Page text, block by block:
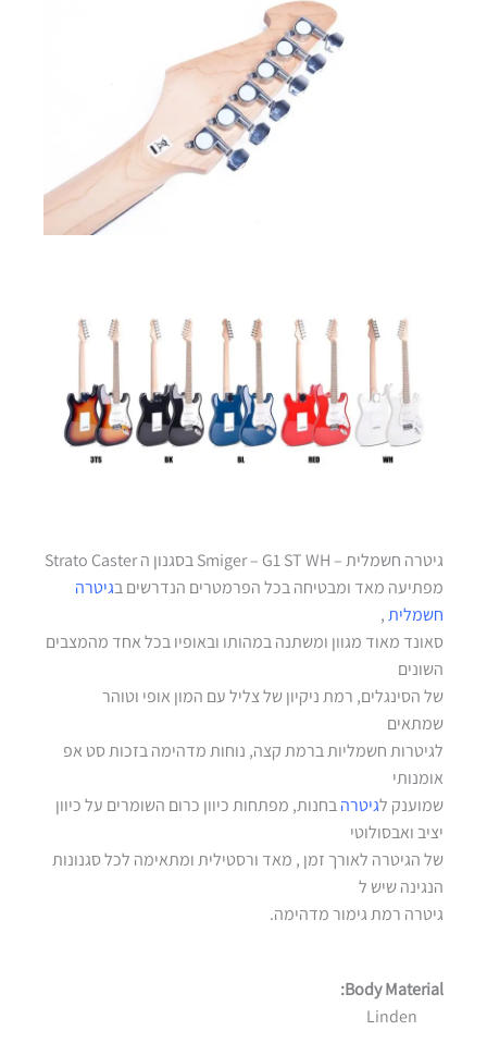
גיטרה חשמלית – Smiger – G1 ST WH בסגנון ה Strato Caster
מפתיעה מאד ומבטיחה בכל הפרמטרים הנדרשים בגיטרה
חשמלית,
סאונד מאוד מגוון ומשתנה במהותו ובאופיו בכל אחד מהמצבים
השונים
של הסינגלים, רמת ניקיון של צליל עם המון אופי וטוהר
שמתאים
לגיטרות חשמליות ברמת קצה, נוחות מדהימה בזכות סט אפ
אומנותי
שמוענק לגיטרהבחנות, מפתחות כיוון כרום השומרים על כיוון
יציב ואבסולוטי
של הגיטרה לאורך זמן , מאד ורסטילית ומתאימה לכל סגנונות
הנגינה שיש ל
גיטרה רמת גימור מדהימה.
Body Material:
Linden